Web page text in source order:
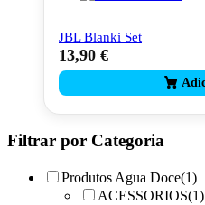
JBL Blanki Set
13,90 €
Filtrar por Categoria
Produtos Agua Doce(1)
ACESSORIOS(1)